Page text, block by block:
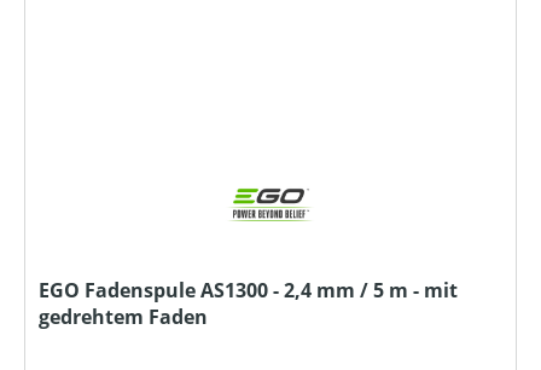
EGO Fadenspule AS1300 - 2,4 mm / 5 m - mit
gedrehtem Faden